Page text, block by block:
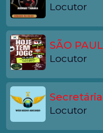
Locutor
SÃO
Locutor
Locutor